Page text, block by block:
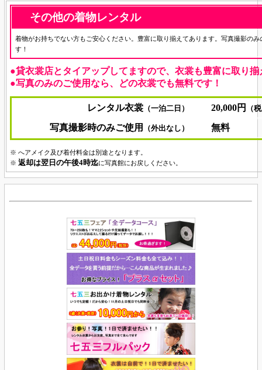
その他の着物レンタル
着物がお持ちでない方もご安心ください。豊富に取り揃えてあります。写真撮影の
す！
●貸衣裳店とタイアップしてますので、衣裳も豊富に取り揃
●写真のみのご使用なら、どの衣裳でも無料です！
レンタル衣裳（一泊二日） 20,000円 （
写真撮影時のみご使用 （外出なし） 無料
※ へアメイク及び着付料金は別途となります。
※ 返却は翌日の午後4時迄に写真館にお戻しください。